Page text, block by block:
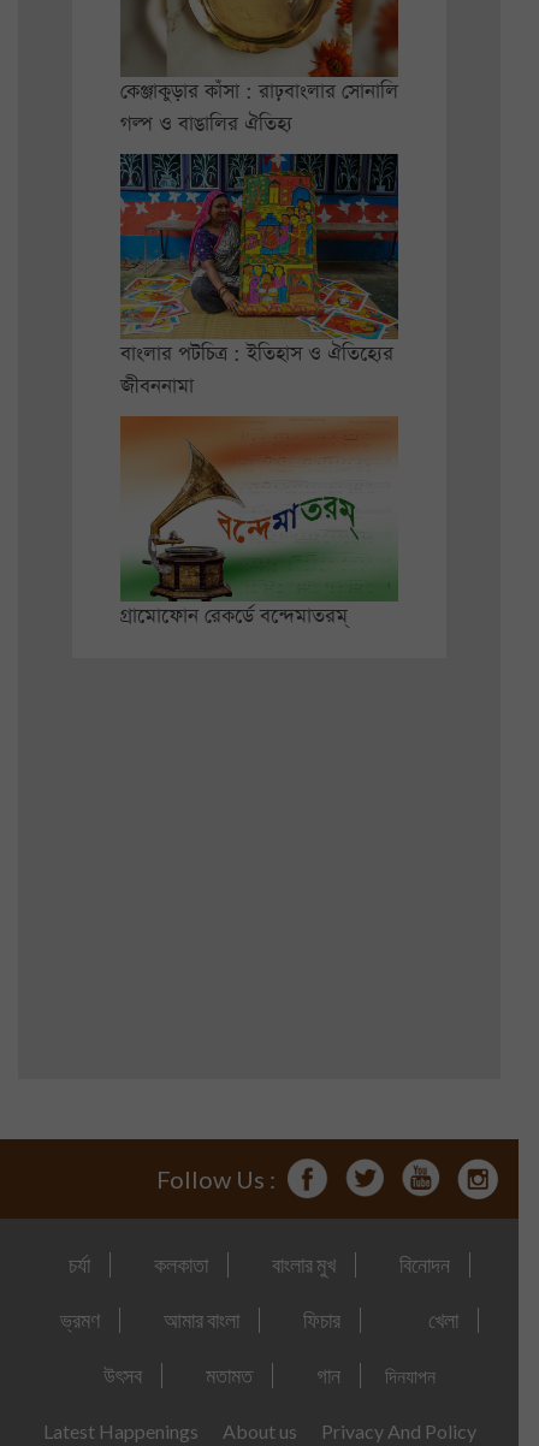
কেঞ্জাকুড়ার কাঁসা : রাঢ়বাংলার সোনালি
গল্প ও বাঙালির ঐতিহ্য
বাংলার পটচিত্র : ইতিহাস ও ঐতিহ্যের
জীবননামা
গ্রামোফোন রেকর্ডে বন্দেমাতরম্
Follow Us :
চর্যা কলকাতা বাংলার মুখ বিনোদন
ভ্রমণ আমার বাংলা ফিচার খেলা
উৎসব মতামত গান দিনযাপন
Latest Happenings About us Privacy And Policy